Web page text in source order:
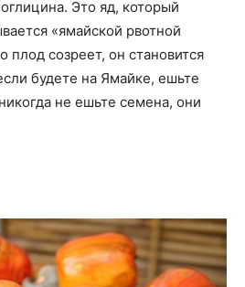
Это яд, который
«ямайской рвотной
плод созреет, он становится
будете на Ямайке, ешьте
не ешьте семена, они